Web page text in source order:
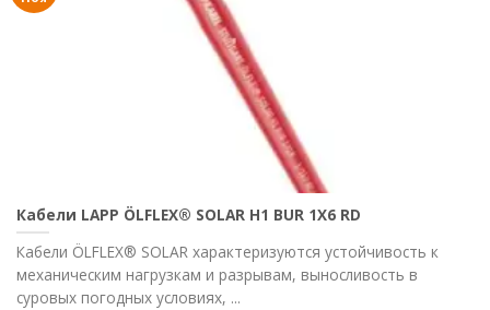
Кабели LAPP ÖLFLEX® SOLAR H1 BUR 1X6 RD
Кабели ÖLFLEX® SOLAR характеризуются устойчивость к
механическим нагрузкам и разрывам, выносливость в
суровых погодных условиях, ...